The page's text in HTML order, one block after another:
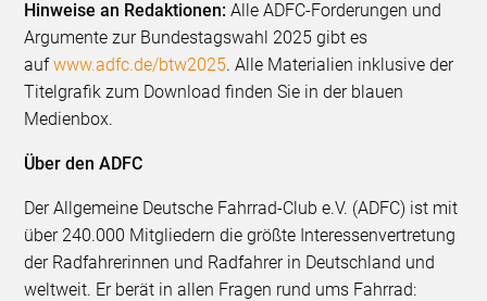
Hinweise an Redaktionen: Alle ADFC-Forderungen und
Argumente zur Bundestagswahl 2025 gibt es
aufwww.adfc.de/btw2025. Alle Materialien inklusive der
Titelgrafik zum Download finden Sie in der blauen
Medienbox.
Über den ADFC
Der Allgemeine Deutsche Fahrrad-Club e.V. (ADFC) ist mit
über 240.000 Mitgliedern die größte Interessenvertretung
der Radfahrerinnen und Radfahrer in Deutschland und
weltweit. Er berät in allen Fragen rund ums Fahrrad: